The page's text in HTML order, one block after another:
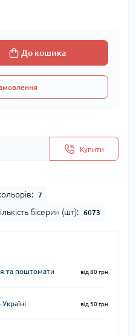
До кошика
Купити
7
бісерин (шт): 6073
та поштомати від 80 грн
від 50 грн